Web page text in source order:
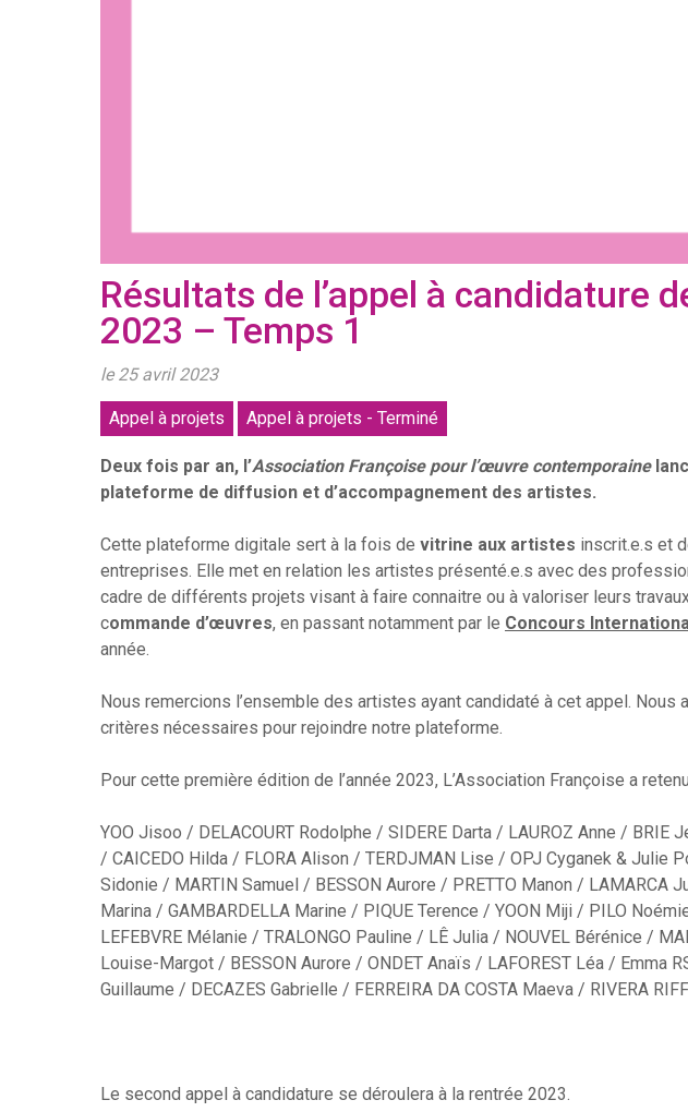
Résultats de l’appel à candidature
2023 – Temps 1
le 25 avril 2023
Appel à projets Appel à projets - Terminé
Deux fois par an, l’Association Françoise pour l’œuvre contemporaine
plateforme de diffusion et d’accompagnement des artistes.
Cette plateforme digitale sert à la fois de vitrine aux artistes inscrit.e.s et
entreprises. Elle met en relation les artistes présenté.e.s avec des
cadre de différents projets visant à faire connaitre ou à valoriser leurs
commande d’œuvres, en passant notamment par le Concours
année.
Nous remercions l’ensemble des artistes ayant candidaté à cet appel.
critères nécessaires pour rejoindre notre plateforme.
Pour cette première édition de l’année 2023, L’Association Françoise a
YOO Jisoo / DELACOURT Rodolphe / SIDERE Darta / LAUROZ Anne / BRIE
/ CAICEDO Hilda / FLORA Alison / TERDJMAN Lise / OPJ Cyganek & Julie
Sidonie / MARTIN Samuel / BESSON Aurore / PRETTO Manon / LAMARCA
Marina / GAMBARDELLA Marine / PIQUE Terence / YOON Miji / PILO
LEFEBVRE Mélanie / TRALONGO Pauline / LÊ Julia / NOUVEL Bérénice /
Louise-Margot / BESSON Aurore / ONDET Anaïs / LAFOREST Léa / Emma
Guillaume / DECAZES Gabrielle / FERREIRA DA COSTA Maeva / RIVERA
Le second appel à candidature se déroulera à la rentrée 2023.